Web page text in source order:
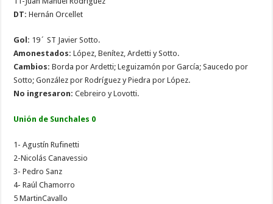
DT: Hernán Orcellet
Gol: 19´ ST Javier Sotto.
Amonestados: López, Benítez, Ardetti y Sotto.
Cambios: Borda por Ardetti; Leguizamón por García; Saucedo por
Sotto; González por Rodríguez y Piedra por López.
No ingresaron: Cebreiro y Lovotti.
Unión de Sunchales 0
1- Agustín Rufinetti
2-Nicolás Canavessio
3- Pedro Sanz
4- Raúl Chamorro
5 MartinCavallo